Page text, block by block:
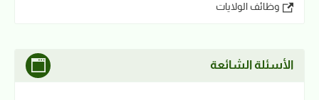
وظائف الولايات
الأسئلة الشائعة